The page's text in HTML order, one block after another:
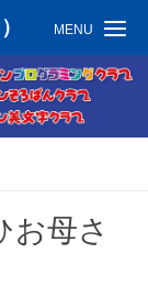
MENU
お母さ